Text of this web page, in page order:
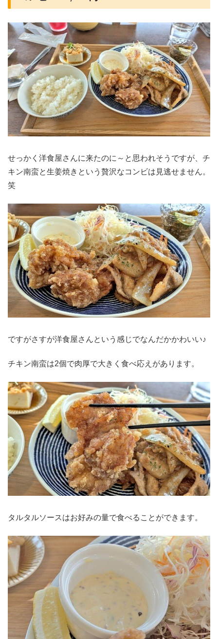
せっかく洋食屋さんに来たのに～と思われそうですが、チ
キン南蛮と生姜焼きという贅沢なコンビは見逃せません。
笑
ですがさすが洋食屋さんという感じでなんだかかわいい♪
チキン南蛮は2個で肉厚で大きく食べ応えがあります。
タルタルソースはお好みの量で食べることができます。